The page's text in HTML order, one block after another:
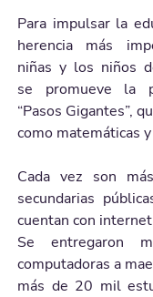
Para impulsar la
herencia más
niñas y los niños
se promueve la
“Pasos Gigantes”,
como matemáticas
Cada vez son
secundarias
cuentan con
Se entregaron
computadoras a
más de 20 mil